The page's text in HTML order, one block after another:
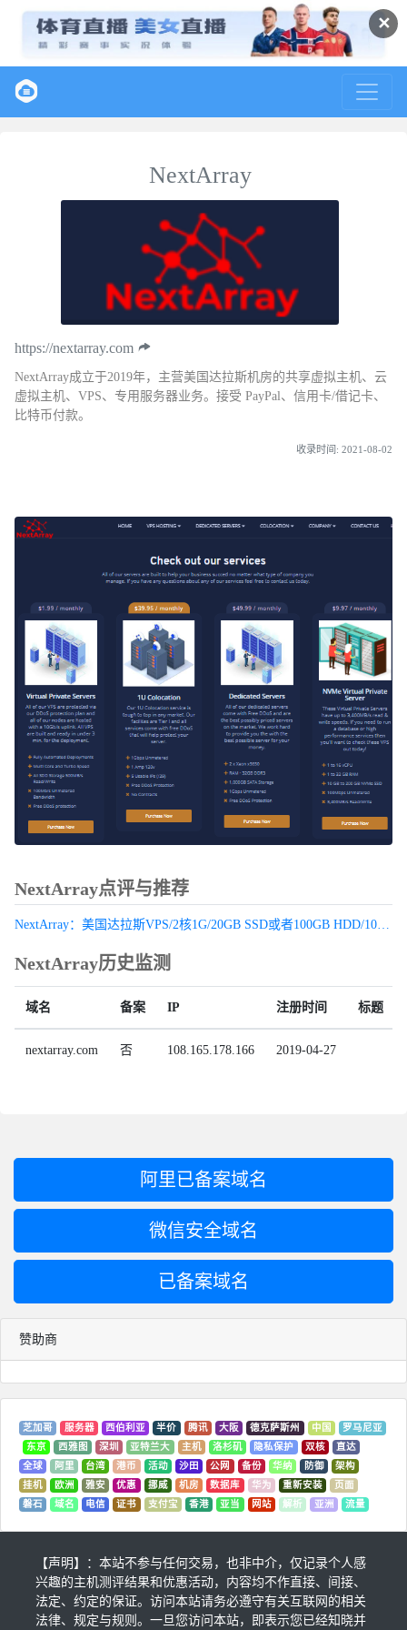
✕
NextArray
https://nextarray.com
NextArray成立于2019年，主营美国达拉斯机房的共享虚拟主机、云
虚拟主机、VPS、专用服务器业务。接受 PayPal、信用卡/借记卡、
比特币付款。
收录时间: 2021-08-02
NextArray点评与推荐
NextArray历史监测
域名 备案 IP 注册时间 标题
nextarray.com 否 108.165.178.166 2019-04-27
阿里已备案域名
微信安全域名
已备案域名
赞助商
芝加哥 服务器 西伯利亚 半价 腾讯 大阪 德克萨斯州 中国
罗马尼亚
东京
西雅图 深圳 亚特兰大 主机 洛杉矶 隐私保护 双核
直达
全球
阿里 台湾 港币 活动 沙田 公网 备份 华纳 防御
架构
挂机
欧洲 雅安 优惠 挪威 机房 数据库 华为 重新安装
页面
磐石
域名 电信 证书 支付宝 香港 亚当 网站 解析 亚洲 流量
【声明】：本站不参与任何交易，也非中介，仅记录个人感
兴趣的主机测评结果和优惠活动，内容均不作直接、间接、
法定、约定的保证。访问本站请务必遵守有关互联网的相关
法律、规定与规则。一旦您访问本站，即表示您已经知晓并